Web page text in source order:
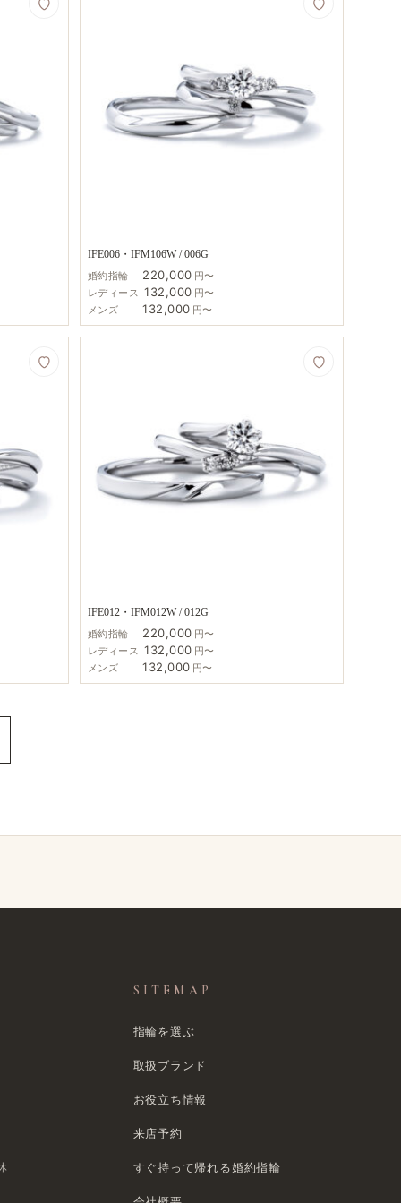
IFE006・IFM106W / 006G
婚約指輪
220,000 円〜
レディース 132,000 円〜
メンズ
132,000 円〜
IFE012・IFM012W / 012G
婚約指輪
220,000 円〜
レディース 132,000 円〜
メンズ
132,000 円〜
SITEMAP
指輪を選ぶ
取扱ブランド
お役立ち情報
来店予約
すぐ​持って帰れる​婚約指輪